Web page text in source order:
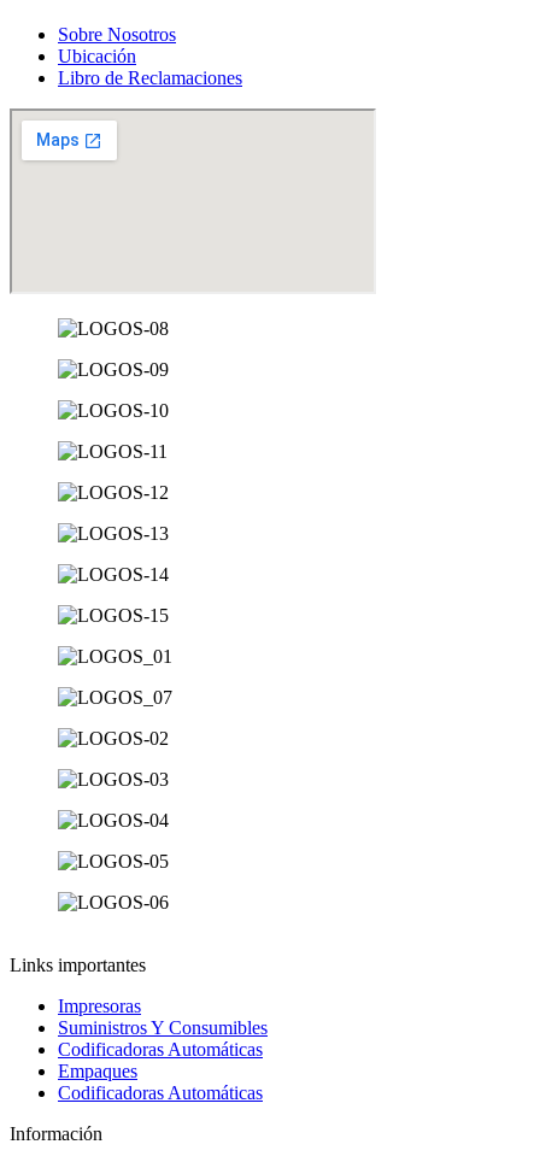
Sobre Nosotros
Ubicación
Libro de Reclamaciones
Links importantes
Impresoras
Suministros Y Consumibles
Codificadoras Automáticas
Empaques
Codificadoras Automáticas
Información